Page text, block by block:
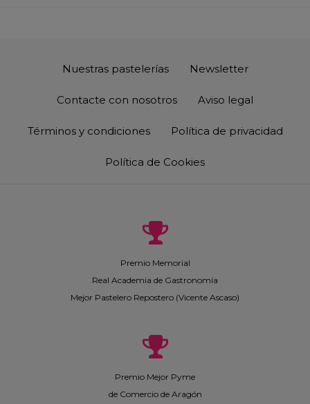
Nuestras pastelerías Newsletter
Contacte con nosotros Aviso legal
Términos y condiciones Política de privacidad
Política de Cookies
Premio Memorial
Real Academia de Gastronomía
Mejor Pastelero Repostero (Vicente Ascaso)
Premio Mejor Pyme
de Comercio de Aragón